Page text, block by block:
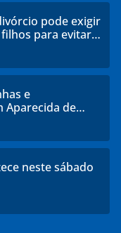
pode exigir
para evitar
e
Aparecida de
neste sábado